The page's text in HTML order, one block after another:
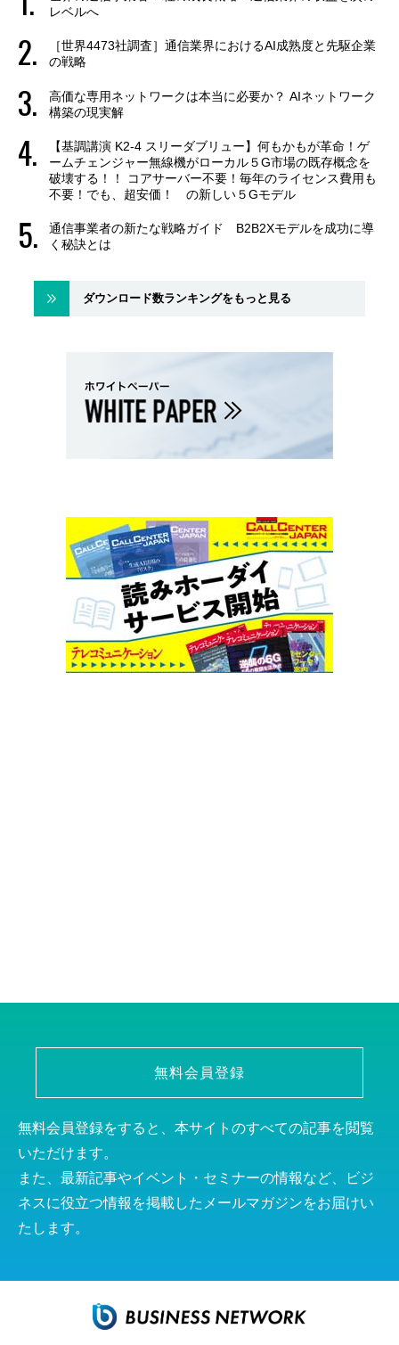
レベルへ
［世界4473社調査］通信業界におけるAI成熟度と先駆企業
の戦略
高価な専用ネットワークは本当に必要か？ AIネットワーク
構築の現実解
【基調講演 K2-4 スリーダブリュー】何もかもが革命！ゲ
ームチェンジャー無線機がローカル５G市場の既存概念を
破壊する！！ コアサーバー不要！毎年のライセンス費用も
不要！でも、超安価！ の新しい５Gモデル
通信事業者の新たな戦略ガイド B2B2Xモデルを成功に導
く秘訣とは
ダウンロード数ランキングをもっと見る
無料会員登録
無料会員登録をすると、本サイトのすべての記事を閲覧
いただけます。
また、最新記事やイベント・セミナーの情報など、ビジ
ネスに役立つ情報を掲載したメールマガジンをお届けい
たします。